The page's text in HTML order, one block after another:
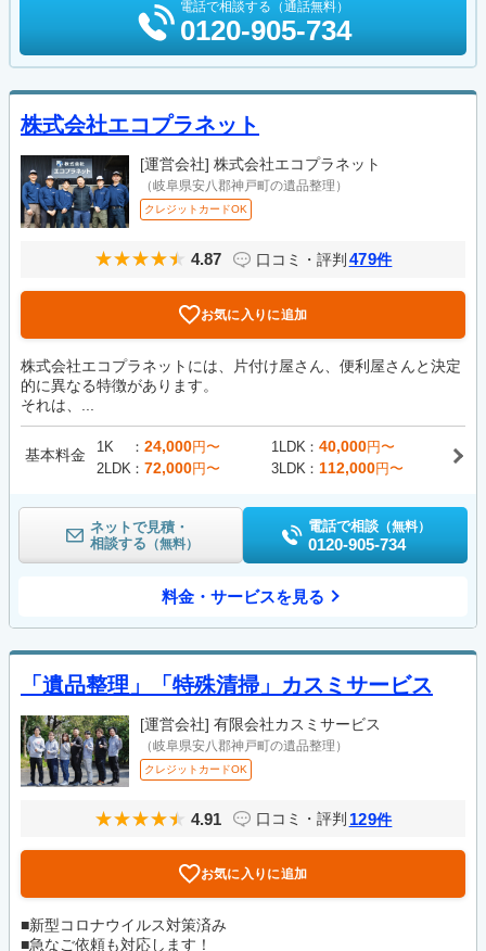
電話で相談する（通話無料）
0120-905-734
株式会社エコプラネット
[運営会社] 株式会社エコプラネット
（岐阜県安八郡神戸町の遺品整理）
クレジットカードOK
4.87 口コミ・評判 479件
お気に入りに追加
株式会社エコプラネットには、片付け屋さん、便利屋さんと決定
的に異なる特徴があります。
それは、...
基本料金 1K 24,000円〜 1LDK 40,000円〜
2LDK
72,000円〜 3LDK 112,000円〜
ネットで見積・
相談する （無料）
電話で相談 （無料）
0120-905-734
料金・サービスを見る
「遺品整理」「特殊清掃」カスミサービス
[運営会社] 有限会社カスミサービス
（岐阜県安八郡神戸町の遺品整理）
クレジットカードOK
4.91 口コミ・評判 129件
お気に入りに追加
■新型コロナウイルス対策済み
■急なご依頼も対応します！